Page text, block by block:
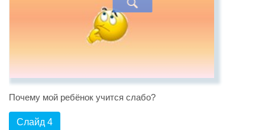
Почему мой ребёнок учится слабо?
Слайд 4